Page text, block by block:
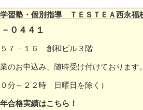
習塾・個別指導 ＴＥＳＴＥＡ西永福
０４４１
７－１６ 創和ビル３階
のお申込み、随時受け付けております
分～２２時 日曜日を除く）
合格実績はこちら！